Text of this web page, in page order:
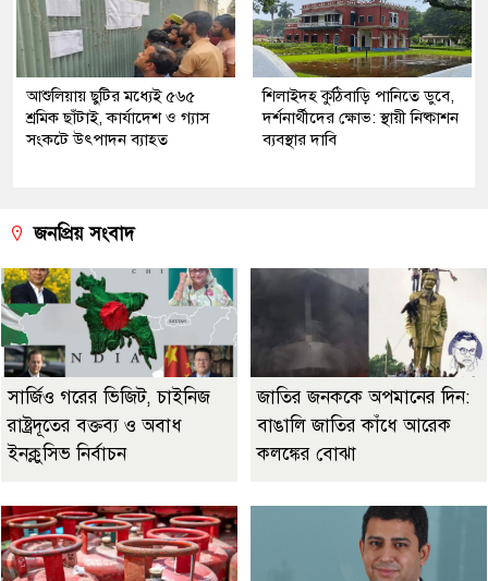
আশুলিয়ায় ছুটির মধ্যেই ৫৬৫
শ্রমিক ছাঁটাই, কার্যাদেশ ও গ্যাস
সংকটে উৎপাদন ব্যাহত
শিলাইদহ কুঠিবাড়ি পানিতে ডুবে,
দর্শনার্থীদের ক্ষোভ: স্থায়ী নিষ্কাশন
ব্যবস্থার দাবি
জনপ্রিয় সংবাদ
সার্জিও গরের ভিজিট, চাইনিজ
রাষ্ট্রদূতের বক্তব্য ও অবাধ
ইনক্লুসিভ নির্বাচন
জাতির জনককে অপমানের দিন:
বাঙালি জাতির কাঁধে আরেক
কলঙ্কের বোঝা